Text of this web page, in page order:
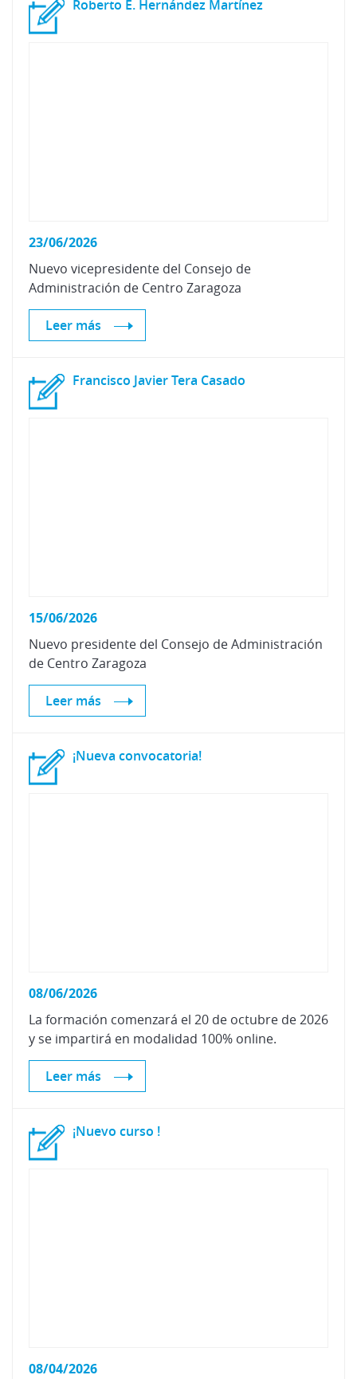
Roberto E. Hernández Martínez
23/06/2026
Nuevo vicepresidente del Consejo de
Administración de Centro Zaragoza
Leer más
Francisco JavierTera Casado
15/06/2026
Nuevo presidente del Consejo deAdministración
de Centro Zaragoza
Leer más
¡Nueva convocatoria!
08/06/2026
La formación comenzará el 20 de octubre de2026
y se impartirá en modalidad 100% online.
Leer más
¡Nuevo curso !
08/04/2026